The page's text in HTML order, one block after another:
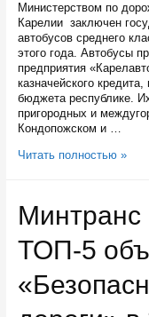
Министерством по
Карелии заключен
автобусов среднего
этого года. Автобусы
предприятия
казначейского
бюджета республике.
пригородных и
Кондопожском и …
В
года
«Карелавтотранс»
получит
11
новых
автобусов
Читать полностью »
Минтранс
ТОП-5